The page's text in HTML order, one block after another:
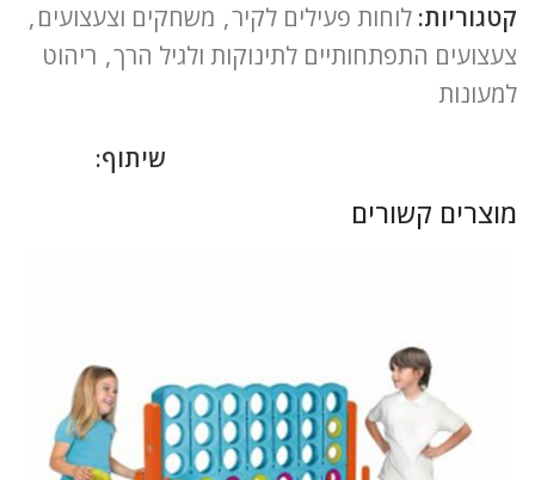
קטגוריות: לוחות פעילים לקיר, משחקים וצעצועים,
צעצועים התפתחותיים לתינוקות ולגיל הרך, ריהוט
למעונות
שיתוף:
מוצרים קשורים